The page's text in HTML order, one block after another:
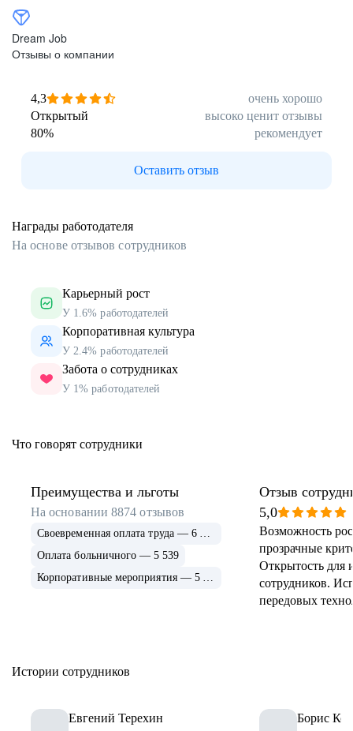
Dream Job
Отзывы о компании
4,3
очень хорошо
Открытый
высоко ценит отзывы
80% рекомендует
Оставить отзыв
Награды работодателя
На основе отзывов сотрудников
Карьерный рост
У 1.6% работодателей
Корпоративная культура
У 2.4% работодателей
Забота о сотрудниках
У 1% работодателей
Что говорят сотрудники
Преимущества и льготы
На основании8874 отзывов
Своевременная оплата труда — 6 915
Оплата больничного — 5 539
Корпоративные мероприятия — 5 339
Отзыв
5,0
Возможность
прозрачные
Открытость для
сотрудников.
передовых
Истории сотрудников
Евгений Терехин Борис